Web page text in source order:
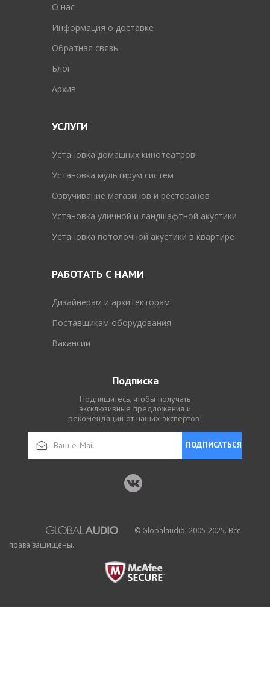
O нас
Информация о доставке
Обратная связь
Блог
Архив
УСЛУГИ
Установка домашних кинотеатров
Установка мультирум систем
Озвучивание магазинов и ресторанов
Установка уличной и ландшафтной акустики
Установка потолочной акустики в квартире
РАБОТАТЬ С НАМИ
Дизайнерам и архитекторам
Поставщикам оборудования
Вакансии
Подписка
Подпишитесь, чтобы получать
эксклюзивные предложения и
рекомендации от наших экспертов!
ПОДПИСАТЬСЯ
© Globalaudio, 2005-2025. Все
права защищены.